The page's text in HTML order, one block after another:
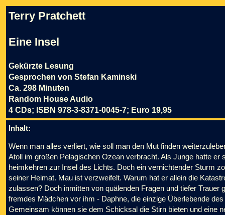
Terry Pratchett
Eine Insel
Gekürzte Lesung
Gesprochen von Stefan Kaminski
Ca. 298 Minuten
Random House Audio
4 CDs; ISBN 978-3-8371-0045-7; Euro 19,95
Inhalt:
Wenn man alles verliert, wie soll man den Mut finden
Atoll im großen Pelagischen Ozean verbracht. Als Junge hatte er
heimkehren zur Insel des Lichts. Doch ein vernichtender Sturm
seiner Heimat. Mau ist verzweifelt. Warum hat er allein die
zulassen? Doch inmitten von quälenden Fragen und tiefer
fremdes Mädchen vor ihm - Daphne, die einzige Überlebende
Gemeinsam können sie dem Schicksal die Stirn bieten und eine